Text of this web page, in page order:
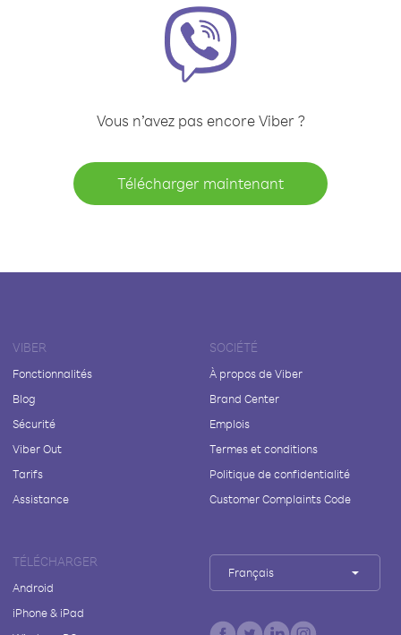
Vous n’avez pas encore Viber ?
Télécharger maintenant
VIBER
Fonctionnalités
Blog
Sécurité
Viber Out
Tarifs
Assistance
SOCIÉTÉ
À propos de Viber
Brand Center
Emplois
Termes et conditions
Politique de confidentialité
Customer Complaints Code
TÉLÉCHARGER
Android
iPhone & iPad
Français